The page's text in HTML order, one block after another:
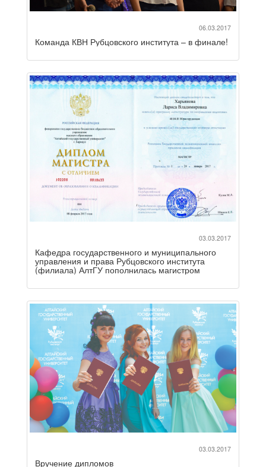
06.03.2017
Команда КВН Рубцовского института – в финале!
03.03.2017
Кафедра государственного и муниципального
управления и права Рубцовского института
(филиала) АлтГУ пополнилась магистром
03.03.2017
Вручение дипломов